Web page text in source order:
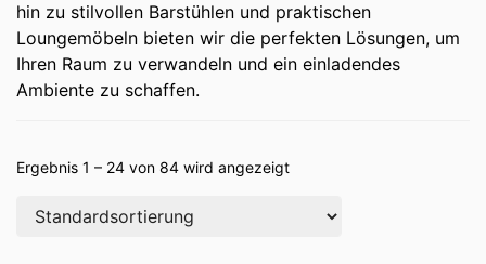
hin zu stilvollen Barstühlen und praktischen
Loungemöbeln bieten wir die perfekten Lösungen, um
Ihren Raum zu verwandeln und ein einladendes
Ambiente zu schaffen.
Ergebnis 1 – 24 von 84 wird angezeigt